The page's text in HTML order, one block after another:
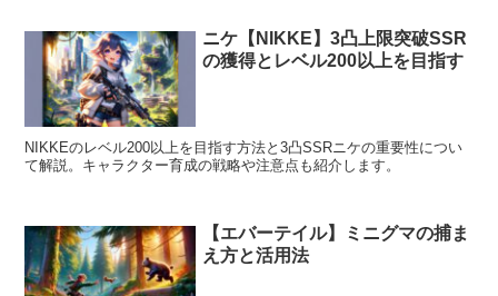
ニケ【NIKKE】3凸上限突破SSR
の獲得とレベル200以上を目指す
NIKKEのレベル200以上を目指す方法と3凸SSRニケの重要性につい
て解説。キャラクター育成の戦略や注意点も紹介します。
【エバーテイル】ミニグマの捕ま
え方と活用法